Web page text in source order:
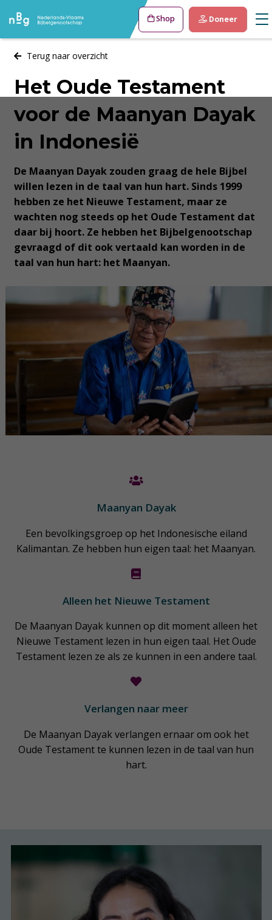
Shop Doneer
Terug naar overzicht
Het Oude Testament
voor de Maanyan Dayak
in Indonesië
De Maanyan Dayak zouden graag de hele Bijbel
willen lezen in de taal van hun hart. Sinds 1999
hebben ze het Nieuwe Testament, maar ze
wachten nog steeds op het Oude Testament dat
daar bij hoort. Ze hebben het Bijbelgenootschap
gevraagd of dit ook vertaald kan worden in de
taal van hun hart: het Maanyan.
Maanyan Dayak
Een bevolkingsgroep op het Indonesische eiland
Kalimantan. Ze hebben hun eigen taal: het Maanyan.
Alleen het Nieuwe Testament
De Maanyan Dayak kunnen op dit moment alleen het
Nieuwe Testament lezen in hun eigen taal. Het Oude
Testament lezen ze als ze kunnen in een andere taal.
Verlangen naar meer
De Maanyan Dayak verlangen ernaar om ook het
Oude Testament te kunnen lezen in de taal van hun
hart.